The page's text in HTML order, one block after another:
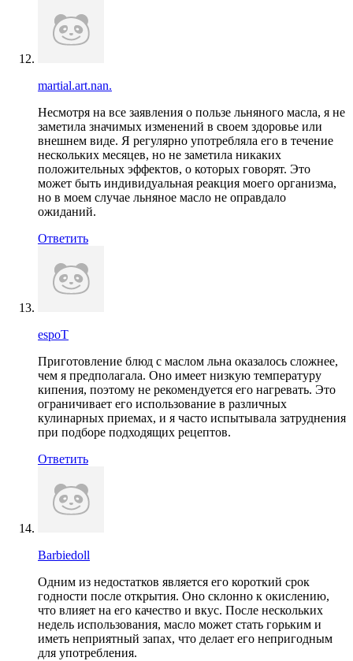
martial.art.nan.
Несмотря на все заявления о пользе льняного масла, я не
заметила значимых изменений в своем здоровье или
внешнем виде. Я регулярно употребляла его в течение
нескольких месяцев, но не заметила никаких
положительных эффектов, о которых говорят. Это
может быть индивидуальная реакция моего организма,
но в моем случае льняное масло не оправдало
ожиданий.
Ответить
espoT
Приготовление блюд с маслом льна оказалось сложнее,
чем я предполагала. Оно имеет низкую температуру
кипения, поэтому не рекомендуется его нагревать. Это
ограничивает его использование в различных
кулинарных приемах, и я часто испытывала затруднения
при подборе подходящих рецептов.
Ответить
Barbiedoll
Одним из недостатков является его короткий срок
годности после открытия. Оно склонно к окислению,
что влияет на его качество и вкус. После нескольких
недель использования, масло может стать горьким и
иметь неприятный запах, что делает его непригодным
для употребления.